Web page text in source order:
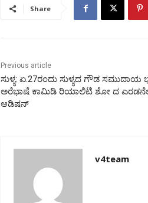
Share
Previous article
ಸುಳ್ಯ: ಏ.27ರಂದು ಸುಳ್ಯದ ಗೌಡ ಸಮುದಾಯ
ಅರೆಭಾಷೆ ಕಾಮಿಡಿ ರಿಯಾಲಿಟಿ ಶೋ ದ ಎರಡನೇ
ಆಡಿಷನ್
v4team